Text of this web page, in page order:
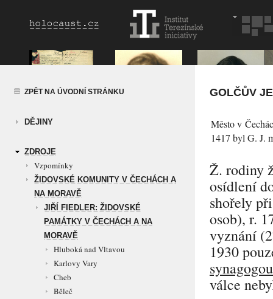
ZPĚT NA ÚVODNÍ STRÁNKU
DĚJINY
ZDROJE
Vzpomínky
ŽIDOVSKÉ KOMUNITY V ČECHÁCH A
NA MORAVĚ
JIŘÍ FIEDLER: ŽIDOVSKÉ
PAMÁTKY V ČECHÁCH A NA
MORAVĚ
Hluboká nad Vltavou
Karlovy Vary
Cheb
Běleč
GOLČŮV
Město v
1417 byl G. J.
Ž. rodiny
osídlení
shořely
osob), r.
vyznání
1930
synagogou
válce